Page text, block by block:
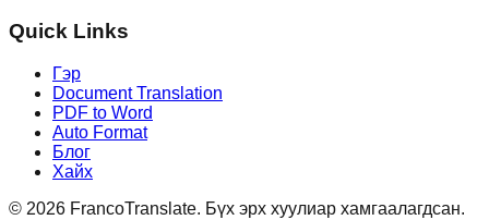
Quick Links
Гэр
Document Translation
PDF to Word
Auto Format
Блог
Хайх
© 2026 FrancoTranslate. Бүх эрх хуулиар хамгаалагдсан.